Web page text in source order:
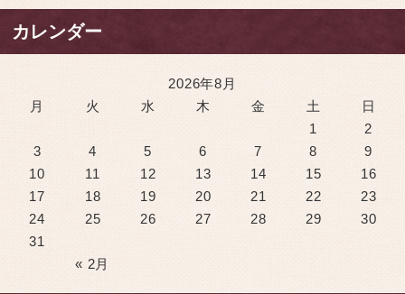
カレンダー
2026年8月
月
火 水 木 金 土 日
« 2月
1
2
3
4 5 6 7 8
9
10
11 12 13 14 15
16
17
18 19 20 21 22
23
24
25 26 27 28 29
30
31